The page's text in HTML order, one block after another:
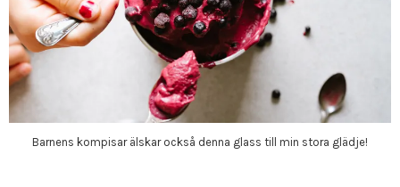
Barnens kompisar älskar också denna glass till min stora glädje!